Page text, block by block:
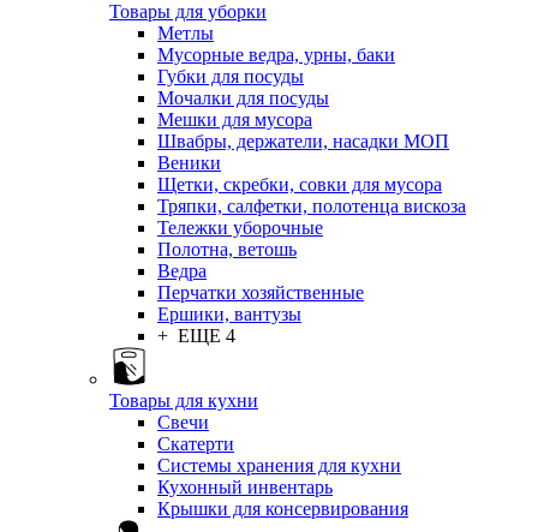
Товары для уборки
Метлы
Мусорные ведра, урны, баки
Губки для посуды
Мочалки для посуды
Мешки для мусора
Швабры, держатели, насадки МОП
Веники
Щетки, скребки, совки для мусора
Тряпки, салфетки, полотенца вискоза
Тележки уборочные
Полотна, ветошь
Ведра
Перчатки хозяйственные
Ершики, вантузы
+ ЕЩЕ 4
Товары для кухни
Свечи
Скатерти
Системы хранения для кухни
Кухонный инвентарь
Крышки для консервирования